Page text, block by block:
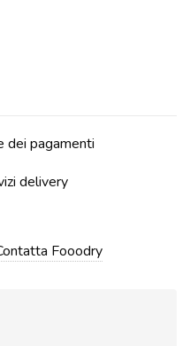
dei pagamenti
delivery
Fooodry